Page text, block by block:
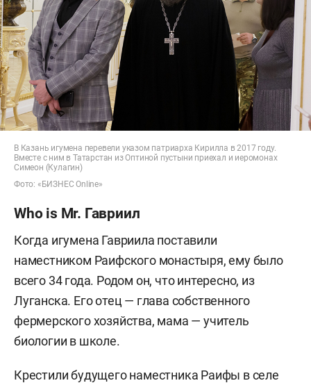
В Казань игумена перевели указом патриарха Кирилла в 2017 году.
Вместе с ним в Татарстан из Оптиной пустыни приехал и иеромонах
Симеон (Кулагин)
Фото: «БИЗНЕС Online»
Who is Mr. Гавриил
Когда игумена Гавриила поставили
наместником Раифского монастыря, ему было
всего 34 года. Родом он, что интересно, из
Луганска. Его отец — глава собственного
фермерского хозяйства, мама — учитель
биологии в школе.
Крестили будущего наместника Раифы в селе